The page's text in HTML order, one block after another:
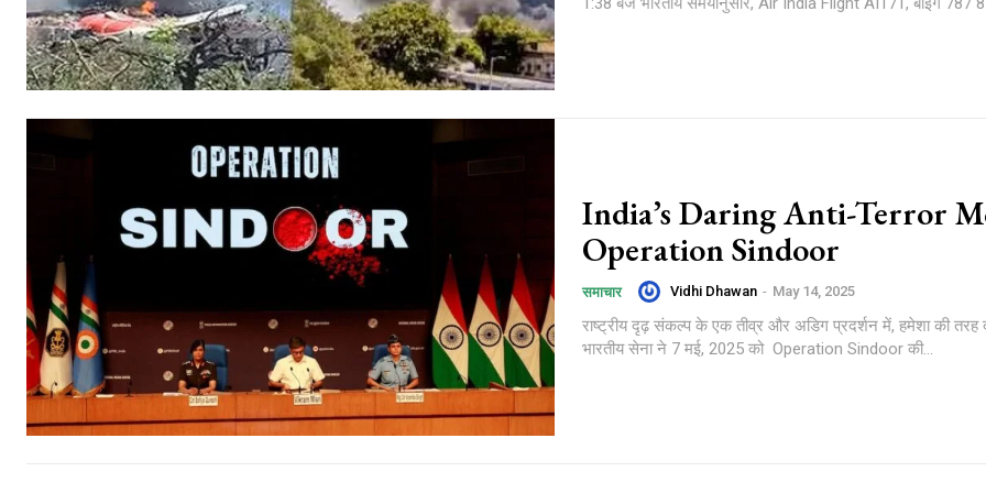
India’s Daring Anti-Terror
Operation Sindoor
समाचार Vidhi Dhawan - May 14, 2025
राष्ट्रीय दृढ़ संकल्प के एक तीव्र और अडिग प्रदर्शन में, हमेशा की तरह
भारतीय सेना ने 7 मई, 2025 को Operation Sindoor की...